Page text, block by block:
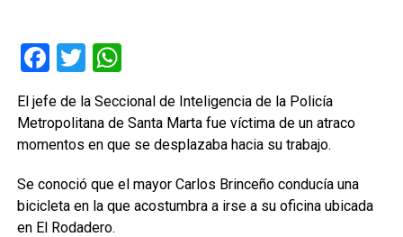
Facebook
TwitterWhatsApp
El jefe de la Seccional de Inteligencia de la Policía
Metropolitana de Santa Marta fue víctima de un atraco
momentos en que se desplazaba hacia su trabajo.
Se conoció que el mayor Carlos Brinceño conducía una
bicicleta en la que acostumbra a irse a su oficina ubicada
en El Rodadero.